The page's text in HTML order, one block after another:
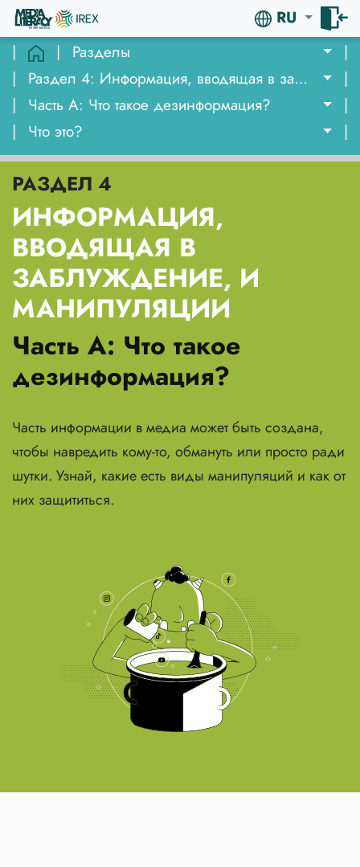
RU
|
| Разделы
|
|
Раздел 4: Информация, вводящая в заблуждение, и манипуляции
|
|
Часть A: Что такое дезинформация?
|
|
Что это? |
РАЗДЕЛ 4
ИНФОРМАЦИЯ,
ВВОДЯЩАЯ В
ЗАБЛУЖДЕНИЕ, И
МАНИПУЛЯЦИИ
Часть A: Что такое
дезинформация?
Часть информации в медиа может быть создана,
чтобы навредить кому-то, обмануть или просто ради
шутки. Узнай, какие есть виды манипуляций и как от
них защититься.